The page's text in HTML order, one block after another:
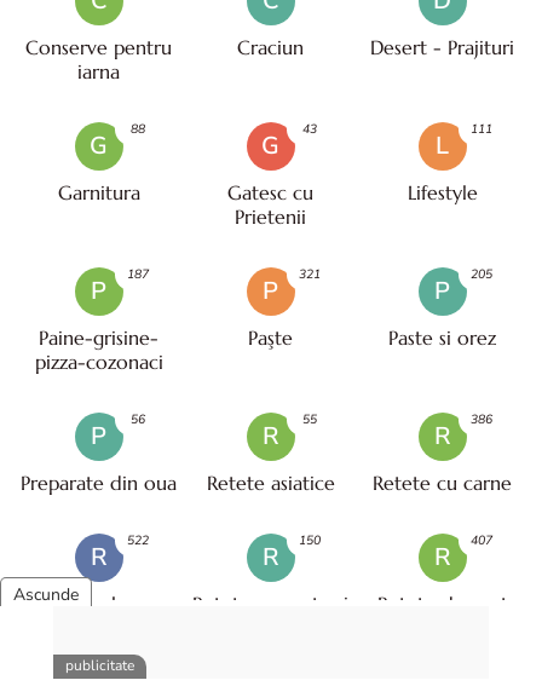
Conserve pentru
iarna
Craciun Desert - Prajituri
G
Garnitura
88
G
Gatesc cu
Prietenii
43
L
Lifestyle
111
P
Paine-grisine-
pizza-cozonaci
187
P
Paşte
321
P
Paste si orez
205
P
Preparate din oua
56
R
Retete asiatice
55
R
Retete cu carne
386
R
Retete cu legume
522
R
Retete cu peste si
150
R
Retete de post
407